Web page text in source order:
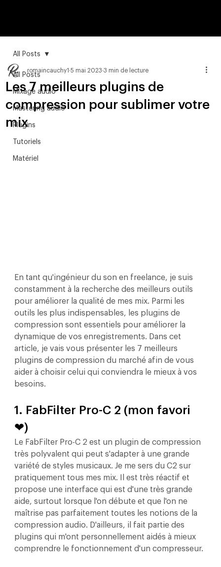
All Posts
Mixage audio
Mastering audio
Plugins
Tutoriels
Matériel
All Posts
Les 7 meilleurs plugins de
compression pour sublimer votre
mix
romaincauchy1 5 mai 2023 3 min de lecture
En tant qu'ingénieur du son en freelance, je suis
constamment à la recherche des meilleurs outils
pour améliorer la qualité de mes mix. Parmi les
outils les plus indispensables, les plugins de
compression sont essentiels pour améliorer la
dynamique de vos enregistrements. Dans cet
article, je vais vous présenter les 7 meilleurs
plugins de compression du marché afin de vous
aider à choisir celui qui conviendra le mieux à vos
besoins.
1. FabFilter Pro-C 2 (mon favori
❤)
Le FabFilter Pro-C 2 est un plugin de compression
très polyvalent qui peut s'adapter à une grande
variété de styles musicaux. Je me sers du C2 sur
pratiquement tous mes mix. Il est très réactif et
propose une interface qui est d'une très grande
aide, surtout lorsque l'on débute et que l'on ne
maîtrise pas parfaitement toutes les notions de la
compression audio. D'ailleurs, il fait partie des
plugins qui m'ont personnellement aidés à mieux
comprendre le fonctionnement d'un compresseur.